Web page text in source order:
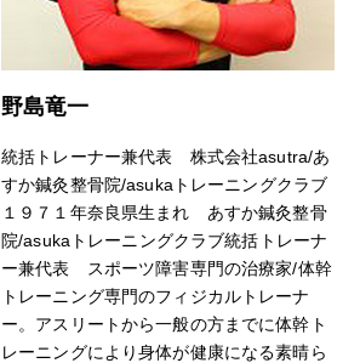
野島竜一
統括トレーナー兼代表 株式会社asutra/あ
すか鍼灸整骨院/asukaトレーニングクラブ
１９７１年奈良県生まれ あすか鍼灸整骨
院/asukaトレーニングクラブ統括トレーナ
ー兼代表 スポーツ障害専門の治療家/体幹
トレーニング専門のフィジカルトレーナ
ー。アスリートから一般の方までに体幹ト
レーニングにより身体が健康になる素晴ら